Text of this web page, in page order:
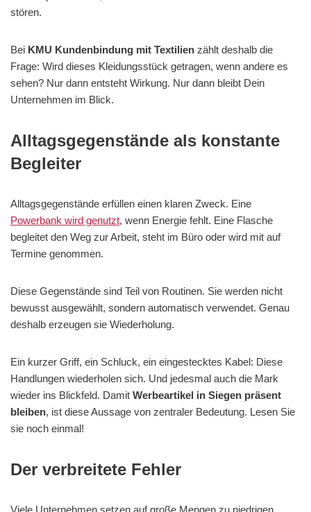
stören.
Bei KMU Kundenbindung mit Textilien zählt deshalb die
Frage: Wird dieses Kleidungsstück getragen, wenn andere es
sehen? Nur dann entsteht Wirkung. Nur dann bleibt Dein
Unternehmen im Blick.
Alltagsgegenstände als konstante
Begleiter
Alltagsgegenstände erfüllen einen klaren Zweck. Eine
Powerbank wird genutzt, wenn Energie fehlt. Eine Flasche
begleitet den Weg zur Arbeit, steht im Büro oder wird mit auf
Termine genommen.
Diese Gegenstände sind Teil von Routinen. Sie werden nicht
bewusst ausgewählt, sondern automatisch verwendet. Genau
deshalb erzeugen sie Wiederholung.
Ein kurzer Griff, ein Schluck, ein eingestecktes Kabel: Diese
Handlungen wiederholen sich. Und jedesmal auch die Mark
wieder ins Blickfeld. Damit Werbeartikel in Siegen präsent
bleiben, ist diese Aussage von zentraler Bedeutung. Lesen Sie
sie noch einmal!
Der verbreitete Fehler